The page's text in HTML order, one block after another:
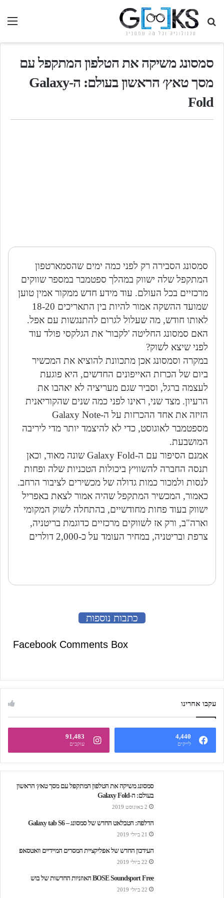
חיפוש
בגיקס...
סמסונג משיקה את הטלפון המתקפל עם
מסך טאץ׳ הראשון בעולם: ה-Galaxy
Fold
סמסונג הסבירה רק לפני כמה ימים שהסמארטפון
המתקפל שלה ישווק במהלך ספטמבר במספר שווקים
מרכזיים בכל העולם. עוד מידע חדש ממקור אמין טוען
שמועד ההשקה אמור להיות בין התאריכים 18-20
לאותו חודש, מה שעלול לגרום להתנגשות עם אפל.
האם סמסונג החליטה 'לקבור' את הגלקסי פולד עוד
לפני שיצא לשוק?
במקרה וסמסונג אכן מתכוונת להוציא את המכשיר
ביום של הכרזת האייפונים החדשים, היא פוגעת
לעצמה ברגל, וסביר שגם מעריציה לא יאהבו את
הרעיון. מצד שני, ראינו לפני כמה שנים שהקוריאנית
הזיזה את אחד ההכרזות על ה-Galaxy Note
מספטמבר לאוגוסט, כדי לא להיצמד יותר מדי ליריבה
המושבעת.
אמנם הסיפור עם ה-Galaxy Fold שונה מאוד, וכאן
תנסה החברה להשוויץ ביכולות הטכניות שלה ופחות
לנסות ולמכור כמות גדולה של מכשירים לציבור הרחב.
כאמור, המכשיר המתקפל שהיה אמור לצאת באפריל
ישווק בעוד פחות מחודשיים, בהתחלה לשוק המקומי
וארה"ב, ורק אז לשווקים מרכזיים כדוגמת בריטניה,
צרפת ובריטניה, במחיר העומד על כ-2,000 דולרים
כתבות נוספות
Facebook Comments Box
עקבו אחרינו
4,440
לייקים
91,483
עוקבים
סמסונג משיקה את הטלפון המתקפל עם מסך טאץ׳ הראשון
בעולם: ה-Galaxy Fold
2 באוגוסט 2019
הדלפה: הטבלאט החדש של סמסונג – Galaxy tab S6
21 ביולי 2019
העידכון החדש של אפליקציית המסרים המיידיים וואטסאפ
22 ביולי 2019
BOSE Soundsport Free האוזניות החדשות של בוש
22 ביולי 2019